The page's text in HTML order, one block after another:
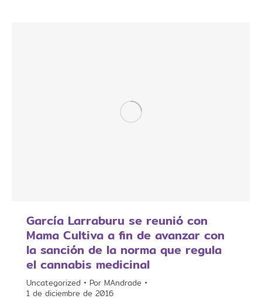
García Larraburu se reunió con
Mama Cultiva a fin de avanzar con
la sanción de la norma que regula
el cannabis medicinal
Uncategorized Por MAndrade
1 de diciembre de 2016